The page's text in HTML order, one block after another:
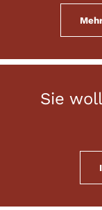
Sie